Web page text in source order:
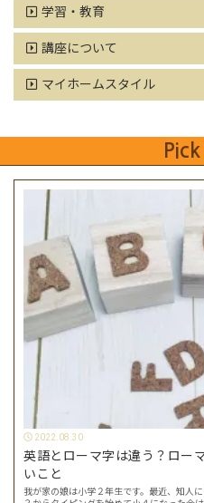
学習・教育
講座について
マイホームスタイル
2022.08.30
英語とローマ字は違う？ロー
いこと
我が家の娘は小学２年生です。最近、知人